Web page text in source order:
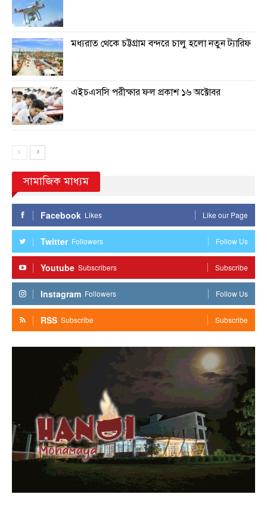
মধ্যরাত থেকে চট্টগ্রাম বন্দরে চালু হলো নতুন ট্যারিফ
এইচএসসি পরীক্ষার ফল প্রকাশ ১৬ অক্টোবর
সামাজিক মাধ্যম
Facebook Likes Like our Page
Twitter Followers Follow Us
Youtube Subscribers Subscribe
Instagram Followers Follow Us
RSS Subscribe Subscribe